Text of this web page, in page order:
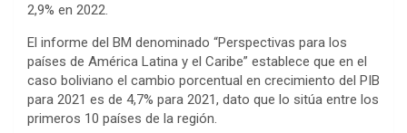
2,9% en 2022.
El informe del BM denominado “Perspectivas para los
países de América Latina y el Caribe” establece que en el
caso boliviano el cambio porcentual en crecimiento del PIB
para 2021 es de 4,7% para 2021, dato que lo sitúa entre los
primeros 10 países de la región.